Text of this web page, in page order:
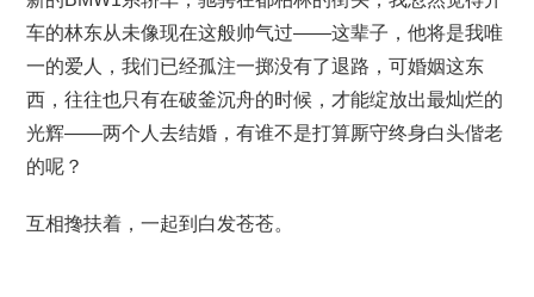
车的林东从未像现在这般帅气过——这辈子，他将是我唯
一的爱人，我们已经孤注一掷没有了退路，可婚姻这东
西，往往也只有在破釜沉舟的时候，才能绽放出最灿烂的
光辉——两个人去结婚，有谁不是打算厮守终身白头偕老
的呢？
互相搀扶着，一起到白发苍苍。